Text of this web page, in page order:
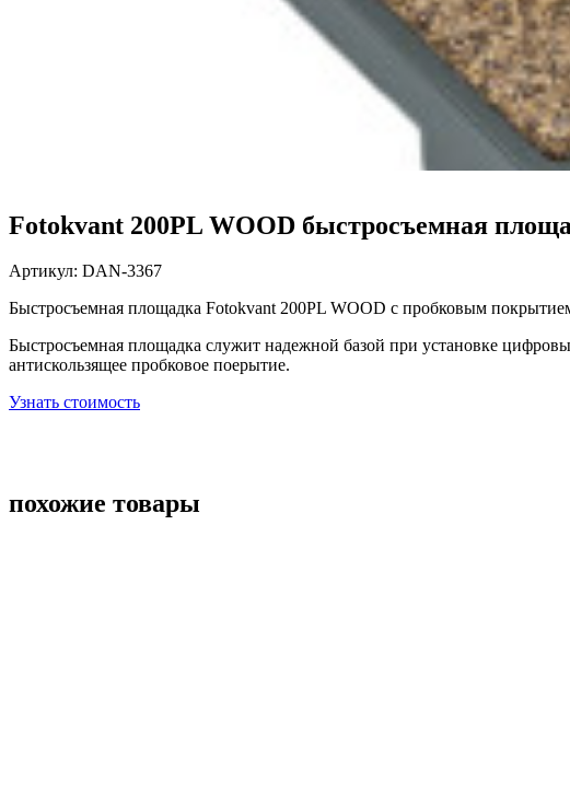
Fotokvant 200PL WOOD быстросъемная
Артикул: DAN-3367
Быстросъемная площадка Fotokvant 200PL WOOD с пробковым
Быстросъемная площадка служит надежной базой при установке
антискользящее пробковое поерытие.
Узнать стоимость
похожие товары